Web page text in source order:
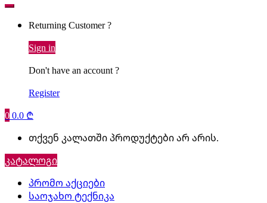
Returning Customer ?
Sign in
Don't have an account ?
Register
00.0 ₾
თქვენ კალათში პროდუქტები არ არის.
კატალოგი
პრომო აქციები
საოჯახო ტექნიკა